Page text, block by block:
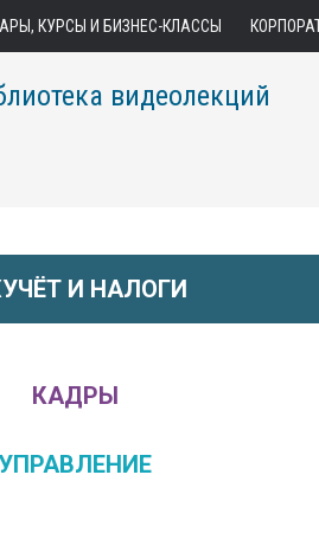
КУРСЫ И БИЗНЕС-КЛАССЫ
видеолекций
И НАЛОГИ
КАДРЫ
УПРАВЛЕНИЕ